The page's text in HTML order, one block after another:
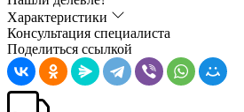
Характеристики
Консультация специалиста
Поделиться ссылкой